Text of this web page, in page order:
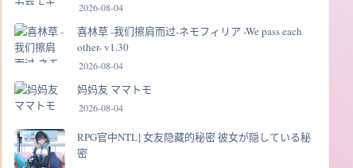
2026-08-04
喜林草 -我们擦肩而过-ネモフィリア -We pass each
other- v1.30
2026-08-04
妈妈友 ママトモ
2026-08-04
RPG官中NTL] 女友隐藏的秘密 彼女が隠している秘
密